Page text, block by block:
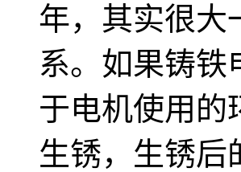
年，其实很大
系。如果铸铁
于电机使用的
生锈，生锈后